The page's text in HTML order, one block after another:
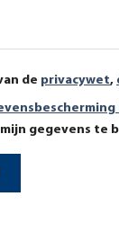
de privacywet,
gegevens te